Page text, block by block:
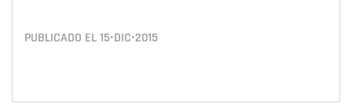
PUBLICADO EL15•DIC•2015